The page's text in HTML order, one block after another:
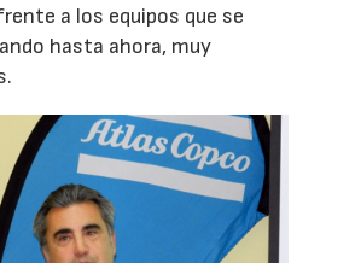
a los equipos que se
hasta ahora, muy